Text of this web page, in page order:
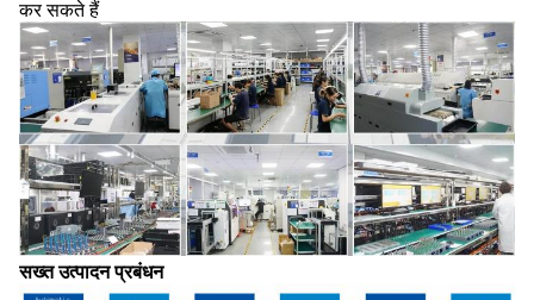
कर सकते हैं
सख्त उत्पादन प्रबंधन